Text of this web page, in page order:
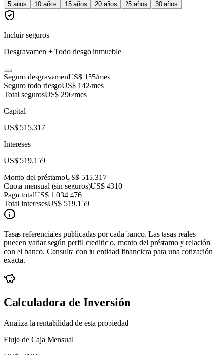
5 años 10 años 15 años 20 años 25 años 30 años
Incluir seguros
Desgravamen + Todo riesgo inmueble
Seguro desgravamenUS$ 155/mes
Seguro todo riesgoUS$ 142/mes
Total segurosUS$ 296/mes
Capital
US$ 515.317
Intereses
US$ 519.159
Monto del préstamoUS$ 515.317
Cuota mensual (sin seguros)US$ 4310
Pago totalUS$ 1.034.476
Total interesesUS$ 519.159
Tasas referenciales publicadas por cada banco. Las tasas reales
pueden variar según perfil crediticio, monto del préstamo y relación
con el banco. Consulta con tu entidad financiera para una cotización
exacta.
Calculadora de Inversión
Analiza la rentabilidad de esta propiedad
Flujo de Caja Mensual